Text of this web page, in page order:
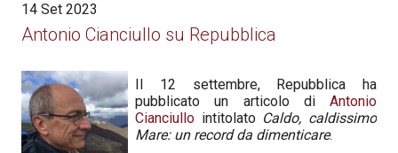
14 Set 2023
Antonio Cianciullo su Repubblica
Il 12 settembre, Repubblica ha
pubblicato un articolo di Antonio
Cianciullo intitolato Caldo, caldissimo
Mare: un record da dimenticare.